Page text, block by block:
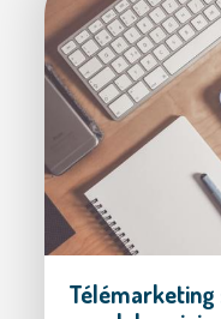
Télémarketing